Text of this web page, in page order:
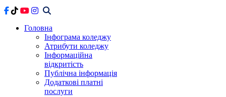
Головна
Інфограма коледжу
Атрибути коледжу
Інформаційна
відкритість
Публічна інформація
Додаткові платні
послуги